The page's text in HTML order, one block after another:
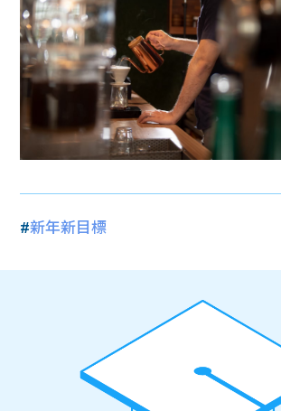
#新年新目標